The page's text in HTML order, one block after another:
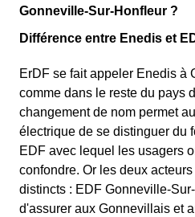
Gonneville-Sur-Honfleur ?
Différence entre Enedis et
ErDF se fait appeler Enedis à
comme dans le reste du pays
changement de nom permet
électrique de se distinguer du
EDF avec lequel les usagers
confondre. Or les deux
distincts : EDF Gonneville-
d'assurer aux Gonnevillais et